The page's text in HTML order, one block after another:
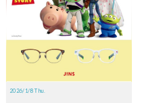
2026/1/8 Thu.